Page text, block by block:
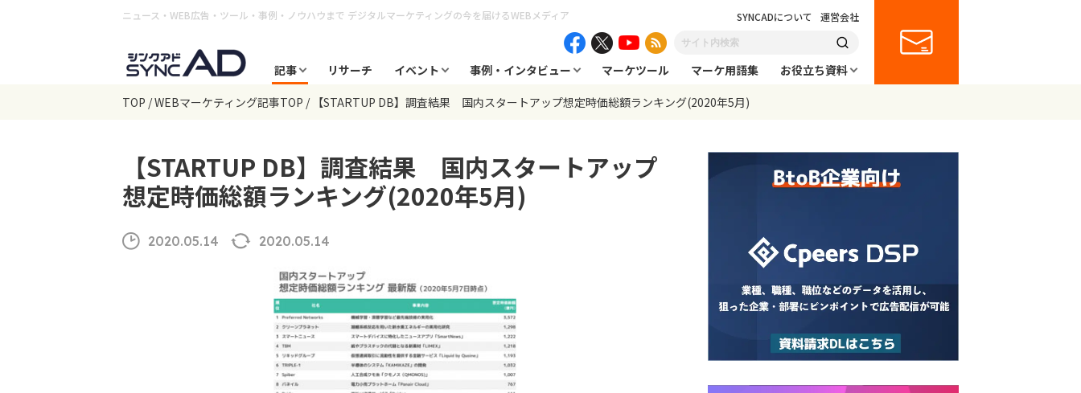
ニュース・WEB広告・ツール・事例・ノウハウまで デジタルマーケティングの今を届けるWEBメディア SYNCADについて 運営会社
記事 リサーチ イベント 事例・インタビュー マーケツール マーケ用語集
お役立ち資料
TOP WEBマーケティング記事TOP 【STARTUP DB】調査結果 国内スタートアップ想定時価総額ランキング(2020年5月)
【STARTUP DB】調査結果 国内スタートアップ
想定時価総額ランキング(2020年5月)
2020.05.14 2020.05.14